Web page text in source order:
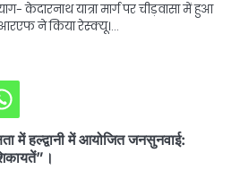
केदारनाथ यात्रा मार्ग पर चीड़वासा में हुआ
ने किया रेस्क्यू।…
में हल्द्वानी में आयोजित जनसुनवाई: